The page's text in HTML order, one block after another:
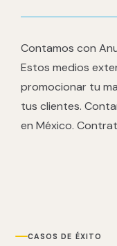
Contamos con
Estos medios
promocionar tu
tus clientes.
en México.
CASOS DE ÉXITO